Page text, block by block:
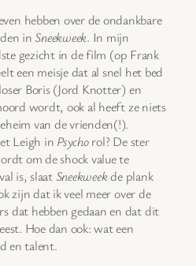
hebben over de ondankbare
inSneekweek. In mijn
gezicht in de film (op Frank
een meisje dat al snel het bed
Boris (Jord Knotter) en
wordt, ook al heeft ze niets
van de vrienden(!).
Leigh in Psychorol? De ster
om de shock value te
is, slaatSneekweekde plank
zijn dat ik veel meer over de
dat hebben gedaan en dat dit
Hoe dan ook: wat een
en talent.